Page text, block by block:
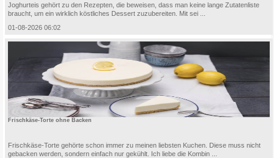
Joghurteis gehört zu den Rezepten, die beweisen, dass man keine lange Zutatenliste
braucht, um ein wirklich köstliches Dessert zuzubereiten. Mit sei ...
01-08-2026 06:02
Frischkäse-Torte ohne Backen
Frischkäse-Torte gehörte schon immer zu meinen liebsten Kuchen. Diese muss nicht
gebacken werden, sondern einfach nur gekühlt. Ich liebe die Kombin ...